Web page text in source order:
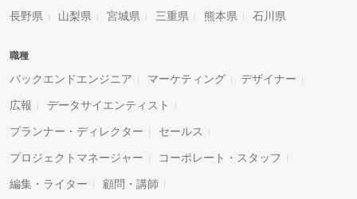
長野県 山梨県 宮城県 三重県 熊本県 石川県
職種
バックエンドエンジニア マーケティング デザイナー
広報 データサイエンティスト
プランナー・ディレクター セールス
プロジェクトマネージャー コーポレート・スタッフ
編集・ライター 顧問・講師